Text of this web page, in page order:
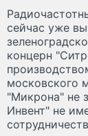
сейчас уже
концерн
московского
"Микрона" не
Инвент" не